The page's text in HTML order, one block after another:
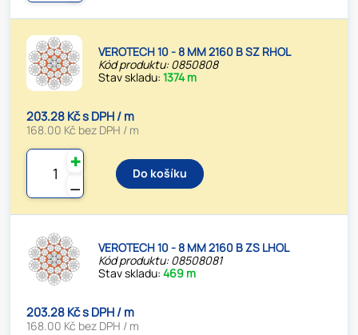
VEROTECH 10 - 8 MM 2160 B SZ RHOL
Kód produktu: 0850808
Stav skladu:1374 m
203.28 Kč s DPH / m
168.00 Kč bez DPH / m
⚊
✚
Do košíku
VEROTECH 10 - 8 MM 2160 B ZS LHOL
Kód produktu: 08508081
Stav skladu:469 m
203.28 Kč s DPH / m
168.00 Kč bez DPH / m